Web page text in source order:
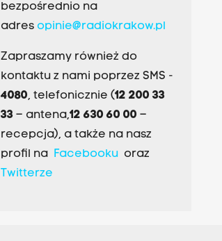
bezpośrednio na
adres opinie@radiokrakow.pl
Zapraszamy również do
kontaktu z nami poprzez SMS -
4080, telefonicznie (12 200 33
33– antena,12 630 60 00 –
recepcja), a także na nasz
profil na Facebookuoraz
Twitterze